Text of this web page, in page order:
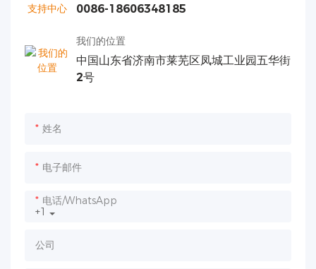
0086-18606348185
我们的位置
中国山东省济南市莱芜区凤城工业园五华街
2号
姓名
电子邮件
+1
电话/WhatsApp
公司